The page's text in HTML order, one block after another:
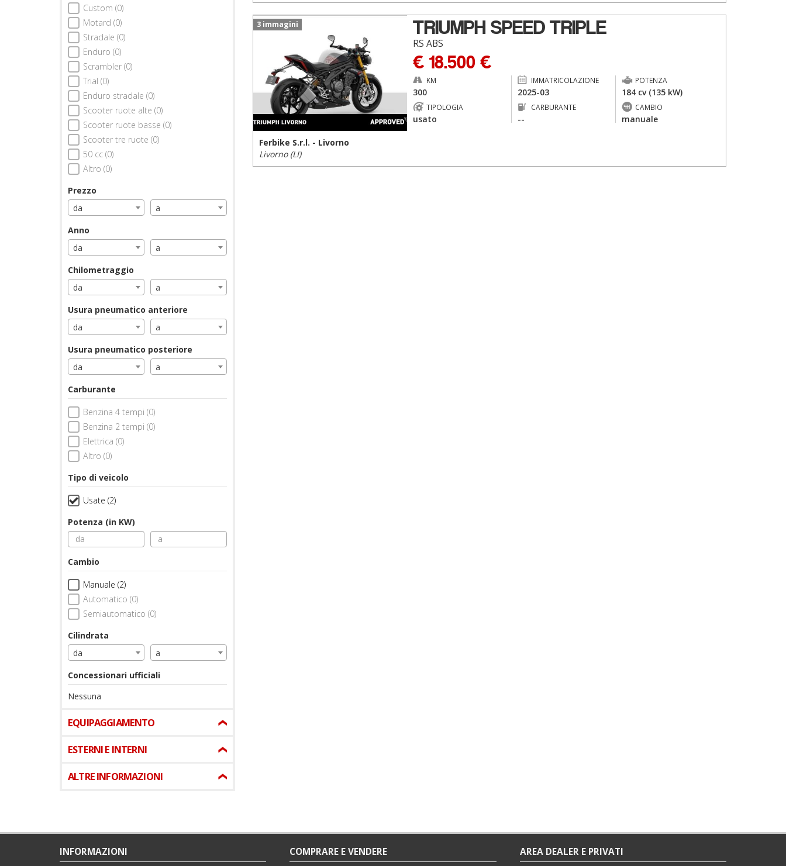
Custom (0)
Motard (0)
Stradale (0)
Enduro (0)
Scrambler (0)
Trial (0)
Enduro stradale (0)
Scooter ruote alte (0)
Scooter ruote basse (0)
Scooter tre ruote (0)
50 cc (0)
Altro (0)
Prezzo
da
a
Anno
da
a
Chilometraggio
da
a
Usura pneumatico anteriore
da
a
Usura pneumatico posteriore
da
a
Carburante
Benzina 4 tempi (0)
Benzina 2 tempi (0)
Elettrica (0)
Altro (0)
Tipo di veicolo
Usate (2)
Potenza (in KW)
Cambio
Manuale (2)
Automatico (0)
Semiautomatico (0)
Cilindrata
da
a
Concessionari ufficiali
Nessuna
EQUIPAGGIAMENTO
ESTERNI E INTERNI
ALTRE INFORMAZIONI
3 immagini TRIUMPH SPEED TRIPLE
RS ABS
€ 18.500 €
KM
300
IMMATRICOLAZIONE
2025-03
POTENZA
184 cv (135 kW)
TIPOLOGIA
usato
CARBURANTE
--
CAMBIO
manuale
Ferbike S.r.l. - Livorno
Livorno (LI)
INFORMAZIONI
COMPRARE E VENDERE
AREA DEALER E PRIVATI